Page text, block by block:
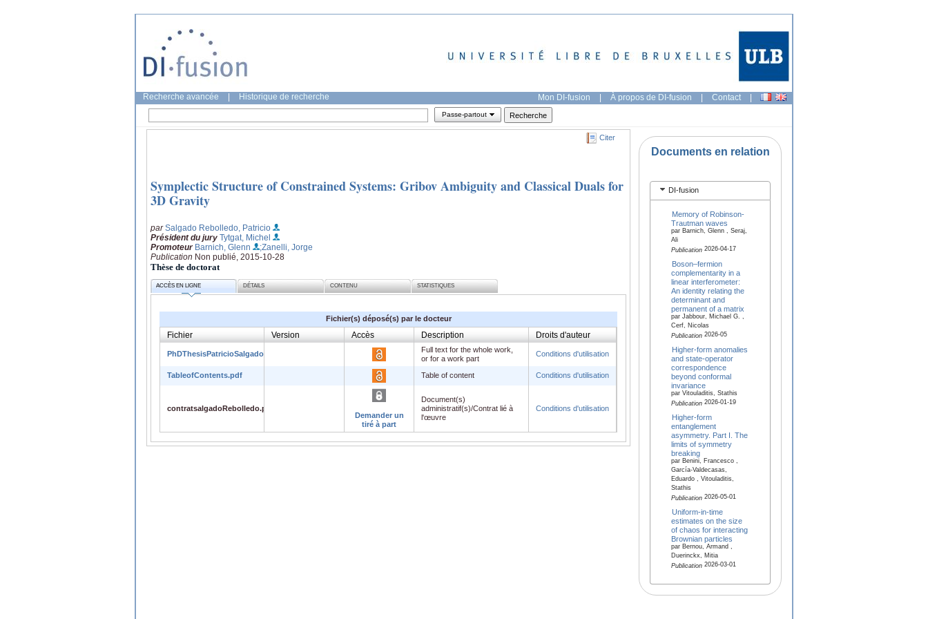
Recherche avancée Historique de recherche Mon DI-fusion | À propos de DI-fusion | Contact |
Passe-partout
Citer
Symplectic Structure of Constrained Systems: Gribov Ambiguity and Classical Duals for
3D Gravity
parSalgado Rebolledo, Patricio
Président du jury Tytgat, Michel
Promoteur Barnich, Glenn
;Zanelli, Jorge
Publication Non publié, 2015-10-28
Thèse de doctorat
ACCÈS EN LIGNE DÉTAILS CONTENU STATISTIQUES
Fichier(s) déposé(s) par le docteur
Fichier Version Accès Description Droits d'auteur
PhDThesisPatricioSalgadoRebolledo.pdf
Full text for the whole work,
or for a work part
Conditions d'utilisation
TableofContents.pdf Table of content Conditions d'utilisation
contratsalgadoRebolledo.pdf
Demander un
tiré à part
Document(s)
administratif(s)/Contrat lié à
l'œuvre
Conditions d'utilisation
Documents en relation
DI-fusion
Memory of Robinson-
Trautman waves
par Barnich, Glenn , Seraj,
Ali
Publication2026-04-17
Boson–fermion
complementarity in a
linear interferometer:
An identity relating the
determinant and
permanent of a matrix
par Jabbour, Michael G. ,
Cerf, Nicolas
Publication2026-05
Higher-form anomalies
and state-operator
correspondence
beyond conformal
invariance
par Vitouladitis, Stathis
Publication2026-01-19
Higher-form
entanglement
asymmetry. Part I. The
limits of symmetry
breaking
par Benini, Francesco ,
García-Valdecasas,
Eduardo , Vitouladitis,
Stathis
Publication2026-05-01
Uniform-in-time
estimates on the size
of chaos for interacting
Brownian particles
par Bernou, Armand ,
Duerinckx, Mitia
Publication2026-03-01